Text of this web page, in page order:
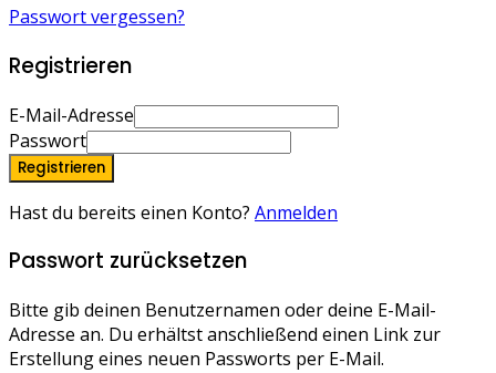
Passwort vergessen?
Registrieren
E-Mail-Adresse
Passwort
Registrieren
Hast du bereits einen Konto? Anmelden
Passwort zurücksetzen
Bitte gib deinen Benutzernamen oder deine E-Mail-
Adresse an. Du erhältst anschließend einen Link zur
Erstellung eines neuen Passworts per E-Mail.